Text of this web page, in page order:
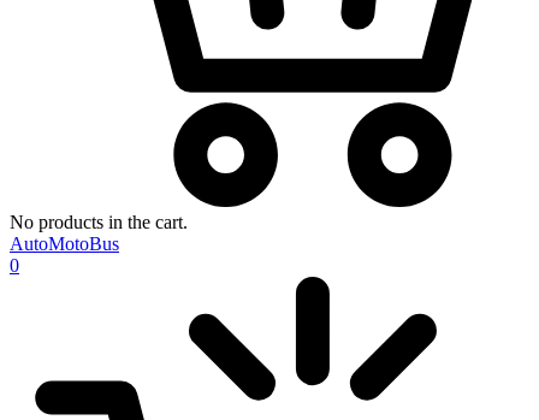
No products in the cart.
AutoMotoBus
0